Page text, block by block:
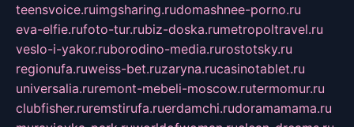
teensvoice.ruimgsharing.rudomashnee-porno.ru
eva-elfie.rufoto-tur.rubiz-doska.rumetropoltravel.ru
veslo-i-yakor.ruborodino-media.rurostotsky.ru
regionufa.ruweiss-bet.ruzaryna.rucasinotablet.ru
universalia.ruremont-mebeli-moscow.rutermomur.ru
clubfisher.ruremstirufa.ruerdamchi.rudoramamama.ru